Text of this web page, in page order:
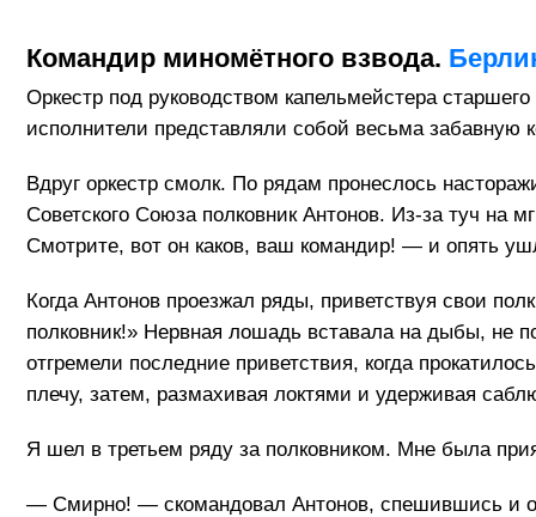
Командир миномётного взвода.
Оркестр под руководством капельмейстера
исполнители представляли собой весьма забавную
Вдруг оркестр смолк. По рядам пронеслось
Советского Союза полковник Антонов. Из-за туч на
Смотрите, вот он каков, ваш командир! — и опять
Когда Антонов проезжал ряды, приветствуя свои
полковник!» Нервная лошадь вставала на дыбы, не
отгремели последние приветствия, когда
плечу, затем, размахивая локтями и удерживая
Я шел в третьем ряду за полковником. Мне была
— Смирно! — скомандовал Антонов, спешившись и